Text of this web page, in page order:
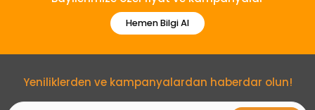
Hemen Bilgi Al
Yeniliklerden ve kampanyalardan haberdar olun!